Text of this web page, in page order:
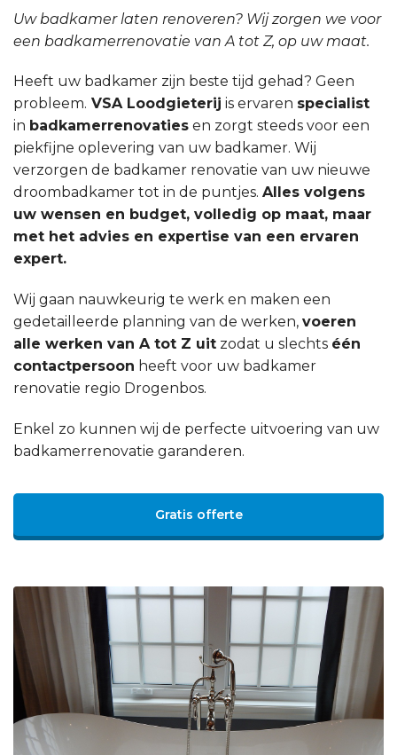
Uw badkamer laten renoveren? Wij zorgen we voor
een badkamerrenovatie van A tot Z, op uw maat.
Heeft uw badkamer zijn beste tijd gehad? Geen
probleem. VSA Loodgieterij is ervaren specialist
in badkamerrenovaties en zorgt steeds voor een
piekfijne oplevering van uw badkamer. Wij
verzorgen de badkamer renovatie van uw nieuwe
droombadkamer tot in de puntjes. Alles volgens
uw wensen en budget, volledig op maat, maar
met het advies en expertise van een ervaren
expert.
Wij gaan nauwkeurig te werk en maken een
gedetailleerde planning van de werken, voeren
alle werken van A tot Z uit zodat u slechts één
contactpersoon heeft voor uw badkamer
renovatie regio Drogenbos.
Enkel zo kunnen wij de perfecte uitvoering van uw
badkamerrenovatie garanderen.
Gratis offerte